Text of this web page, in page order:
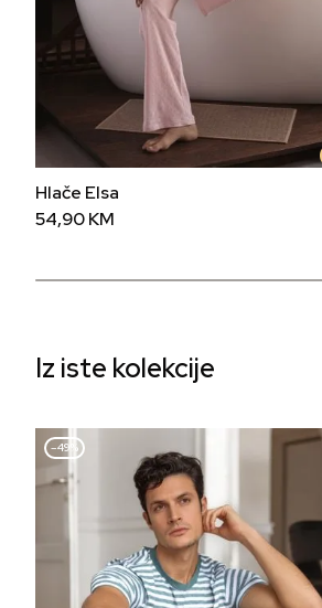
Hlače Elsa
54,90KM
Iz iste kolekcije
–49%